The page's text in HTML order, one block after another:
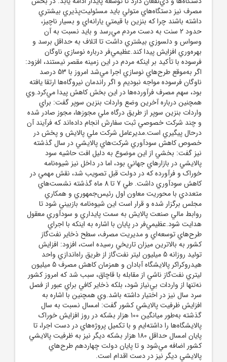
مصرف نيز دستگاه‌هاي متولي بايد مسئوليت‌پذيري بيشتري
داشته باشند چرا که بنزين با قيمتي يارانه‌اي و بسيار ناچيز،
حدود 2 سنت به دست مردم مي‌رسد و بايد نسبت به آن
وسواس و دلسوزي بيشتري داشت تا اتلاف به حداقل برسد و
بهره‌وري افزايش پيدا کند.عظيمي‌فر درباره نوسازي ناوگان
فرسوده با تأکيد بر اينکه مردم در اين زمينه مقصر نيستند، افزود:
اگر به‌موقع طرح‌هاي نوسازي اجرا مي‌شد امروز با 53 درصد
ناوگان فرسوده مواجه نبوديم و اگر راندمان نيروگاه‌ها ارتقا يافته
بود، سهم مصرف فرآورده‌ها در اين بخش کاهش پيدا مي‌کرد.وي
همچنين درباره آخرين وضع واردات بنزين سوپر گفت: براي
واردات بنزين سوپر از طريق درگاه ملي مجوزها، مجوز صادر شده
و چند شرکت خصوصي ثبت سفارش انجام داده‌اند که فرآيند آن
درحال پيگيري است.مديرعامل شرکت ملي پالايش و پخش در
خصوص کاهش سودآوري شرکت‌هاي پالايشي در سال گذشته
نيز گفت: بخشي از اين موضوع به دليل افت حاشيه سود
پالايشي در بازار‌هاي جهاني بود، اما در داخل نيز شيوه‌نامه
خوراک و فرآورده که در دولت قبل تصويب شد، نقش مهمي در
کاهش سودآوري داشت. طي 7 تا 8 ماه گذشته نشست‌هاي
متعددي با محوريت معاون اول رئيس‌جمهوري و همکاري
مجلس برگزار شده و قرار است اين شيوه‌نامه بازبيني شود تا
روابط مالي صنعت پالايش به سمت پايداري و سودآوري معقول
هدايت شود.عظيمي‌فر در پايان با اشاره به اينکه با اجراي
طرح‌هاي توسعه‌اي و مديريت مصرف، سطح ذخاير نفت‌گاز
کشور به بالاترين ميزان تاريخي رسيده است، افزود: افزايش
توليد روزانه 5 ميليون ليتر نفت‌گاز از طريق راه‌اندازي واحد
هيدروکراکر پالايشگاه آبادان و همزمان کاهش مصرف 5 ميليون
ليتري نفت‌گاز ناشي از مقابله با قاچاق، سبب شد که امروز کشور
نه‌تنها از واردات بي‌نياز شود، بلکه ذخاير کافي براي عبور از فصل
سرد سال نيز در اختيار داشته باشد.وي همچنين با اشاره به
افزايش ظرفيت پالايشي کشور گفت: امسال نسبت به سال
گذشته به‌طور ميانگين 100 هزار بشکه در روز افزايش خوراک
پالايشگاه‌ها را داشته‌ايم و با تکميل پروژه‌هاي در دست اجرا، تا
پايان امسال حداقل 180 هزار بشکه ديگر نيز به ظرفيت پالايشي
کشور اضافه مي‌شود و تا پايان دولت چهاردهم طرح‌هاي
پالايشي ديگر نيز در دست اقدام است.